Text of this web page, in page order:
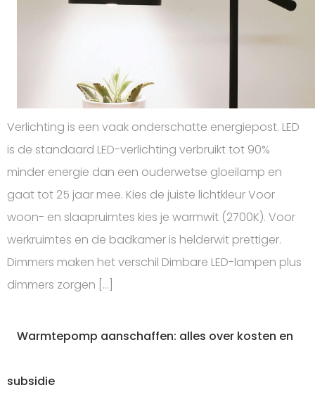
Verlichting is een vaak onderschatte energiepost. LED
is de standaard LED-verlichting verbruikt tot 90%
minder energie dan een ouderwetse gloeilamp en
gaat tot 25 jaar mee. Kies de juiste lichtkleur Voor
woon- en slaapruimtes kies je warmwit (2700K). Voor
werkruimtes en de badkamer is helderwit prettiger.
Dimmers maken het verschil Dimbare LED-lampen plus
dimmers zorgen […]
Warmtepomp aanschaffen: alles over kosten en
subsidie